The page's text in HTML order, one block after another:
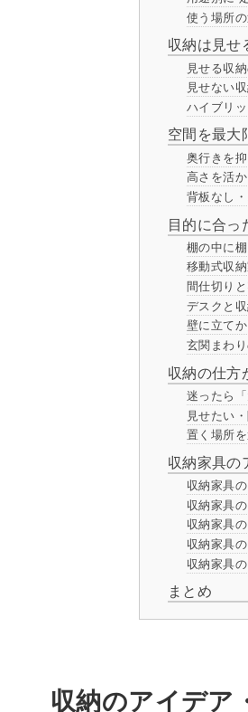
使う場所
収納は見せ
見せる収
見せない
ハイブリ
空間を最大
奥行きを
高さを活
背板なし
目的に合っ
棚の中に
移動式収
間仕切り
デスクと
壁に立て
玄関まわ
収納の仕方
迷ったら
見せたい
置く場所
収納家具の
収納家具
収納家具
収納家具
収納家具
収納家具
まとめ
収納のアイデア